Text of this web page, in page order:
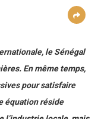
le Sénégal
En même temps,
pour satisfaire
équation réside